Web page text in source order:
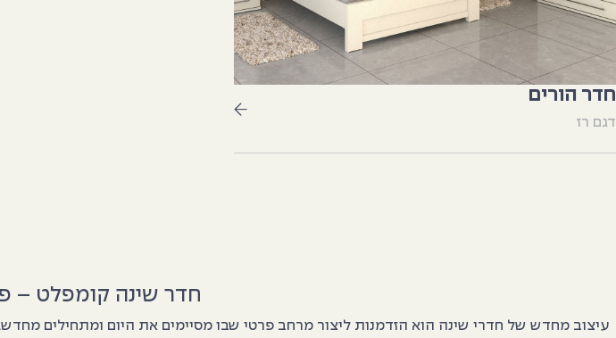
חדר הורים
דגם רז
חדר שינה קומפלט –
עיצוב מחדש של חדרי שינה הוא הזדמנות ליצור מרחב פרטי שבו מסיימים את היום ומתחילים